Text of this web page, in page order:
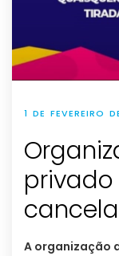
1 DE FEVEREIRO
A organização